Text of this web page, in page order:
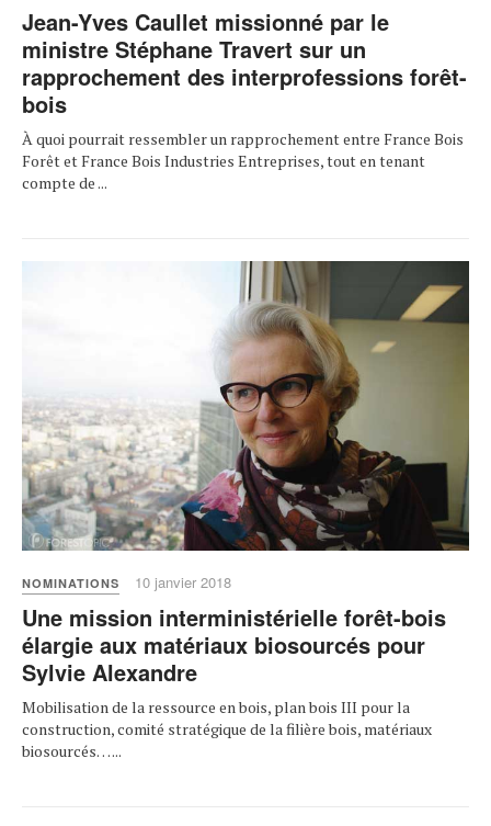
Jean-Yves Caullet missionné par le
ministre Stéphane Travert sur un
rapprochement des interprofessions forêt-
bois
À quoi pourrait ressembler un rapprochement entre France Bois
Forêt et France Bois Industries Entreprises, tout en tenant
compte de ...
NOMINATIONS 10 janvier 2018
Une mission interministérielle forêt-bois
élargie aux matériaux biosourcés pour
Sylvie Alexandre
Mobilisation de la ressource en bois, plan bois III pour la
construction, comité stratégique de la filière bois, matériaux
biosourcés… ...